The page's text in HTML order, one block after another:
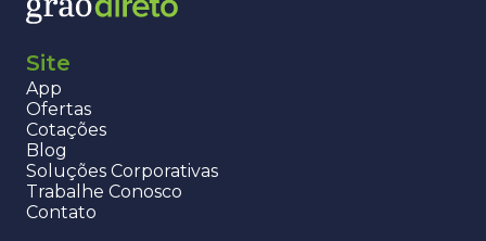
Site
App
Ofertas
Cotações
Blog
Soluções Corporativas
Trabalhe Conosco
Contato